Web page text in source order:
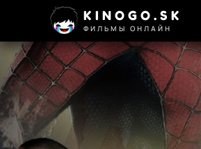
KINOGO.SK
ФИЛЬМЫ ОНЛАЙН